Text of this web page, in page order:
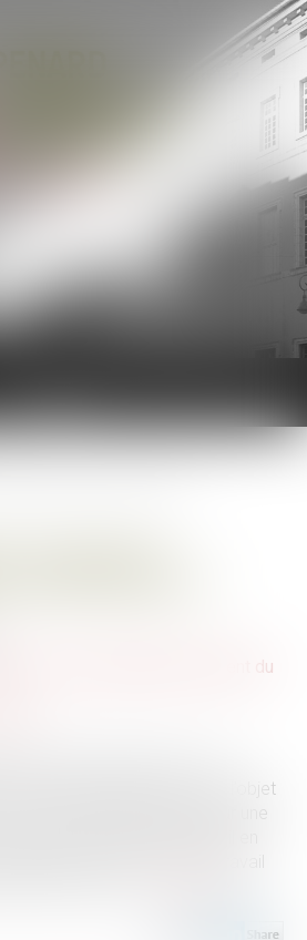
le
menu
DES RISQUES
ACCRUS POUR LES
Responsabilité accident du
sous-traitantes sont-ils
accidents du travail ? C’est l’objet
mars 2023 qui s’appuie sur une
les conditions de travail en
la façon dont le travail
de risques...